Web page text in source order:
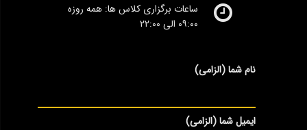
ساعات برگزاری کلاس ها: همه روزه
۰۹:۰۰ الی ۲۲:۰۰
نام شما (الزامی)
ایمیل شما (الزامی)